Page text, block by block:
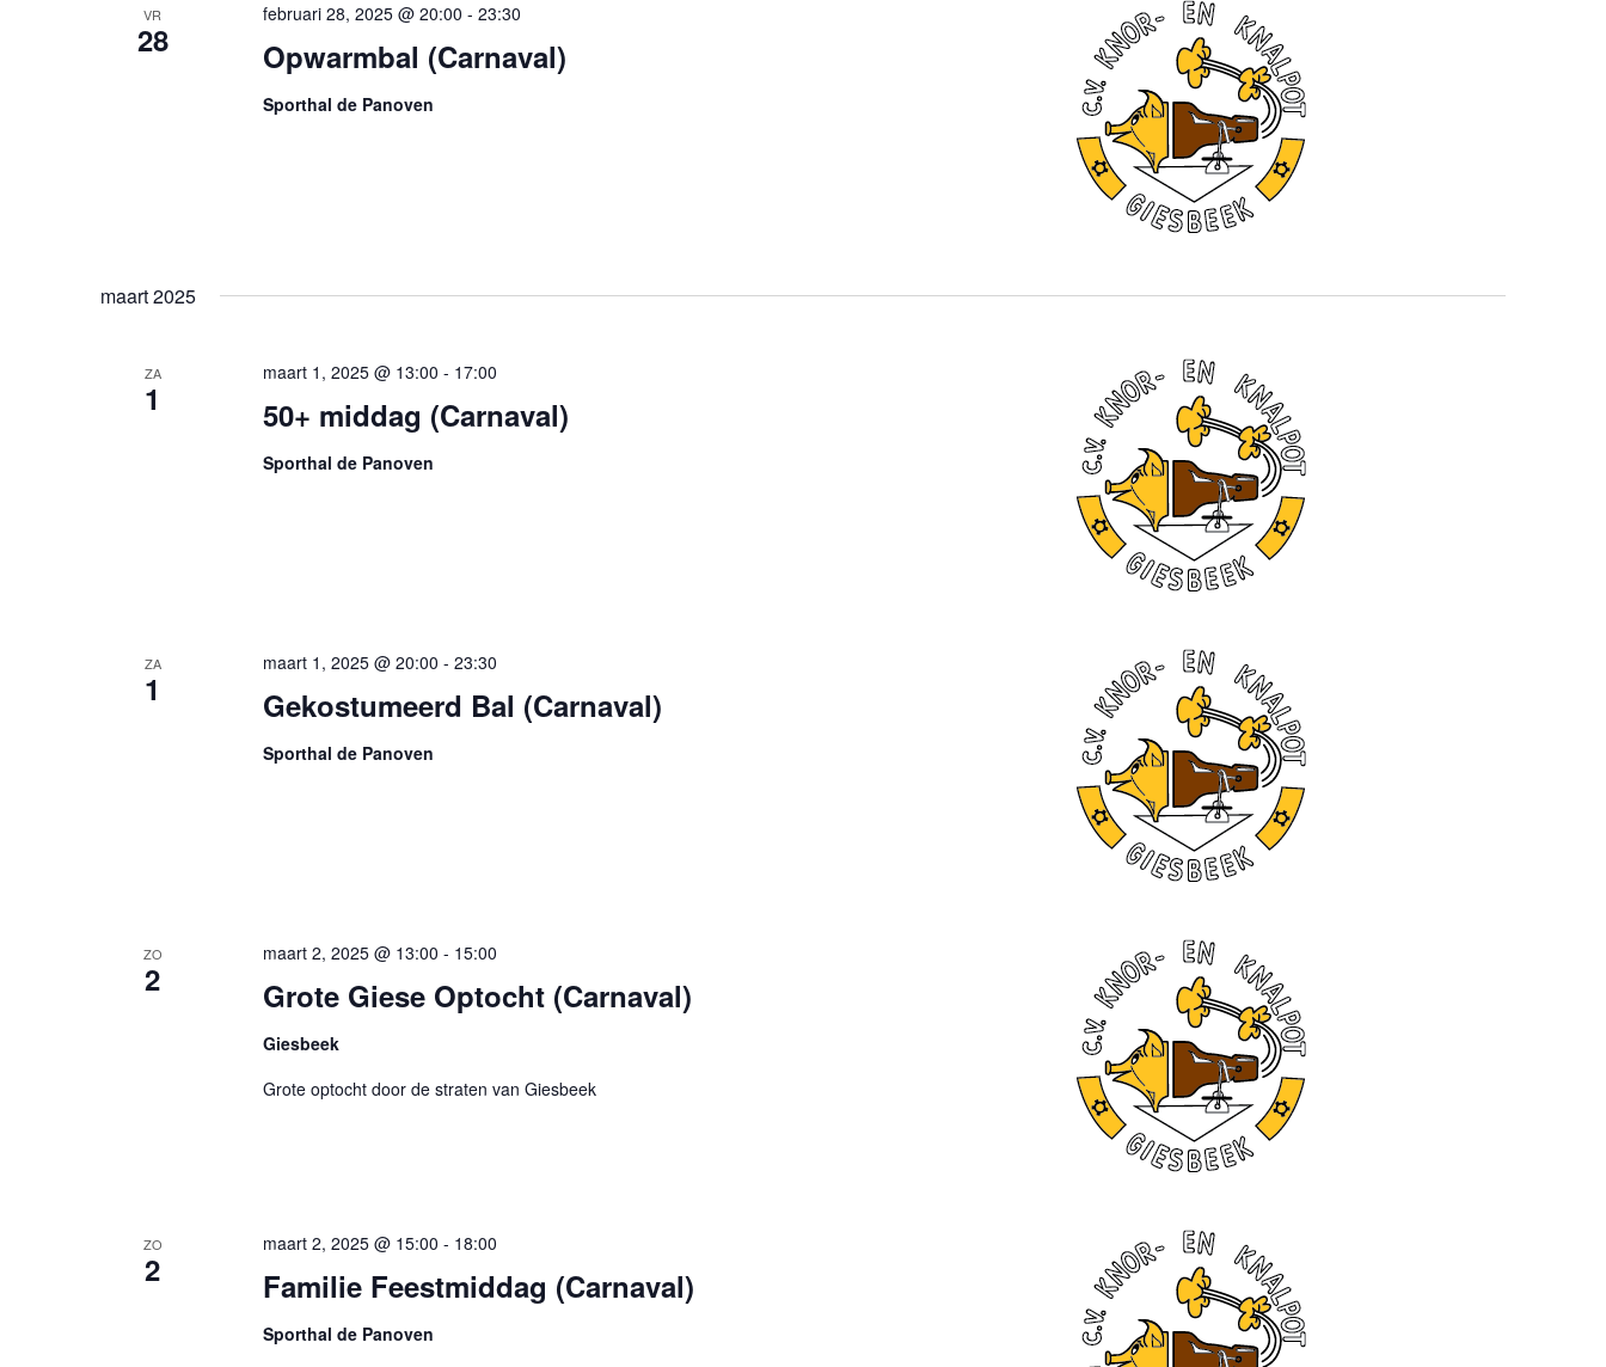
VR
28 Opwarmbal (Carnaval)
februari 28, 2025 @ 20:00 - 23:30
Sporthal de Panoven
maart 2025
ZA
1 50+ middag (Carnaval)
maart 1, 2025 @ 13:00 - 17:00
Sporthal de Panoven
ZA
1 Gekostumeerd Bal (Carnaval)
maart 1, 2025 @ 20:00 - 23:30
Sporthal de Panoven
ZO
2 Grote Giese Optocht (Carnaval)
maart 2, 2025 @ 13:00 - 15:00
Giesbeek
Grote optocht door de straten van Giesbeek
ZO
2 Familie Feestmiddag (Carnaval)
maart 2, 2025 @ 15:00 - 18:00
Sporthal de Panoven